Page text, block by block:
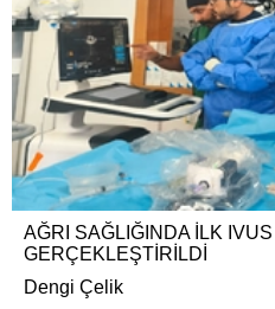
AĞRI SAĞLIĞINDA İLK
GERÇEKLEŞTİRİLDİ
Dengi Çelik